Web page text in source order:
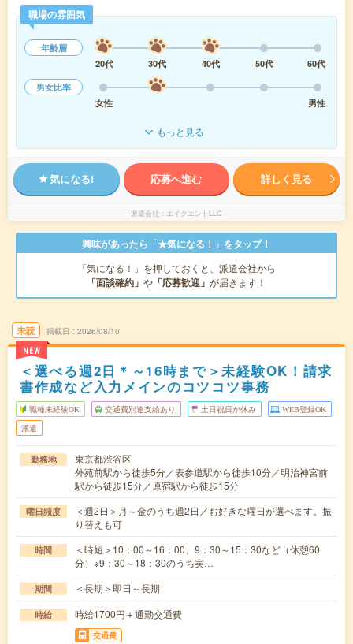
職場の雰囲気
年齢層
20代
30代 40代 50代
60代
男女比率
女性
男性
もっと見る
気になる! 応募へ進む 詳しく見る
派遣会社 エイクエントLLC
興味があったら「★気になる！」をタップ！
「気になる！」を押しておくと、派遣会社から
「面談確約」 や 「応募歓迎」 が届きます！
未読
NEW
掲載日 2026/08/10
＜選べる週2日＊～16時まで＞未経験OK！請求
書作成など入力メインのコツコツ事務
職種未経験OK 交通費別途支給あり 土日祝日が休み WEB登録OK
派遣
勤務地
東京都渋谷区
外苑前駅から徒歩5分／表参道駅から徒歩10分／明治神宮前
駅から徒歩15分／原宿駅から徒歩15分
曜日頻度
＜週2日＞月～金のうち週2日／お好きな曜日が選べます。振
り替えも可
時間
＜時短＞10：00～16：00、9：30～15：30など（休憩60
分）※9：30～18：30のうち実…
期間 ＜長期＞即日～長期
時給 時給1700円＋通勤交通費
交通費